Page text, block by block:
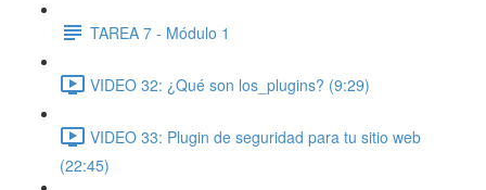
TAREA 7 - Módulo 1
VIDEO 32: ¿Qué son los_plugins? (9:29)
VIDEO 33: Plugin de seguridad para tu sitio web
(22:45)